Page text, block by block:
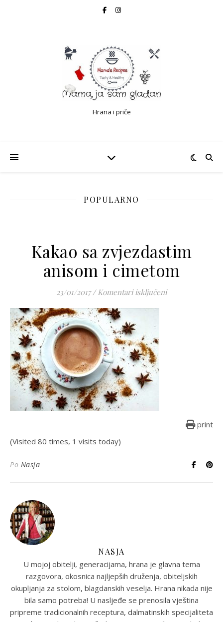
Hrana i priče
POPULARNO
Kakao sa zvjezdastim
anisom i cimetom
23/01/2017 / Komentari isključeniza Kakao sa
print
(Visited 80 times, 1 visits today)
Po Nasja
NASJA
U mojoj obitelji, generacijama, hrana je glavna tema
razgovora, okosnica najljepših druženja, obiteljskih
okupljanja za stolom, blagdanskih veselja. Hrana nikada nije
bila samo potreba! U nasljeđe se prenosila vještina
pripreme tradicionalnih receptura, dalmatinskih specijaliteta